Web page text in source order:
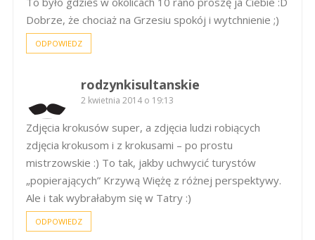
Dobrze, że chociaż na Grzesiu spokój i wytchnienie ;)
ODPOWIEDZ
rodzynkisultanskie
2 kwietnia 2014 o 19:13
Zdjęcia krokusów super, a zdjęcia ludzi robiących
zdjęcia krokusom i z krokusami – po prostu
mistrzowskie :) To tak, jakby uchwycić turystów
„popierających” Krzywą Więżę z różnej perspektywy.
Ale i tak wybrałabym się w Tatry :)
ODPOWIEDZ